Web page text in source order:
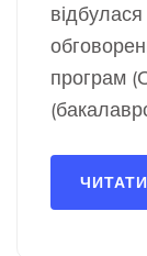
програм